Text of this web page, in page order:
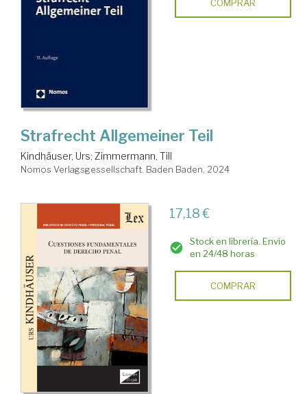
COMPRAR
Strafrecht Allgemeiner Teil
Kindhäuser, Urs; Zimmermann, Till
Nomos Verlagsgessellschaft. Baden Baden, 2024
17,18 €
Stock en librería. Envío
en 24/48 horas
COMPRAR